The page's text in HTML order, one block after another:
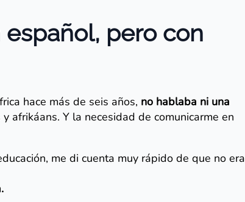
español, pero con
hace más de seis años, no hablaba ni una
afrikáans. Y la necesidad de comunicarme en
me di cuenta muy rápido de que no era